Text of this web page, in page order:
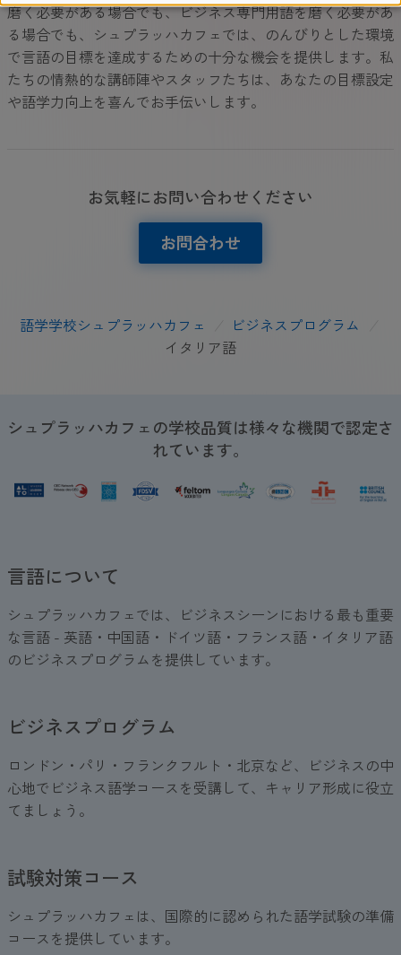
磨く必要がある場合でも、ビジネス専門用語を磨く必要があ
る場合でも、シュプラッハカフェでは、のんびりとした環境
で言語の目標を達成するための十分な機会を提供します。私
たちの情熱的な講師陣やスタッフたちは、あなたの目標設定
や語学力向上を喜んでお手伝いします。
お気軽にお問い合わせください
お問合わせ
語学学校シュプラッハカフェ ビジネスプログラム
イタリア語
シュプラッハカフェの学校品質は様々な機関で認定さ
れています。
言語について
シュプラッハカフェでは、ビジネスシーンにおける最も重要
な言語 - 英語・中国語・ドイツ語・フランス語・イタリア語
のビジネスプログラムを提供しています。
ビジネスプログラム
ロンドン・パリ・フランクフルト・北京など、ビジネスの中
心地でビジネス語学コースを受講して、キャリア形成に役立
てましょう。
試験対策コース
シュプラッハカフェは、国際的に認められた語学試験の準備
コースを提供しています。